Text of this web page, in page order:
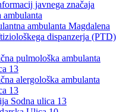
javnega značaja
ambulanta Magdalena
dispanzerja (PTD)
pulmološka ambulanta
13
alergološka ambulanta
13
Sodna ulica 13